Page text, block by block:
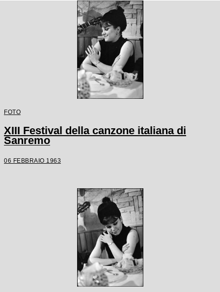
FOTO
XIII Festival della canzone italiana di
Sanremo
06 FEBBRAIO 1963